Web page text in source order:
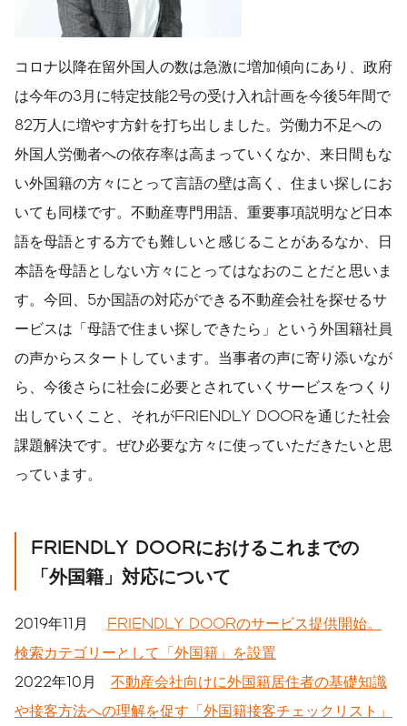
コロナ以降在留外国人の数は急激に増加傾向にあり、政府
は今年の3月に特定技能2号の受け入れ計画を今後5年間で
82万人に増やす方針を打ち出しました。労働力不足への
外国人労働者への依存率は高まっていくなか、来日間もな
い外国籍の方々にとって言語の壁は高く、住まい探しにお
いても同様です。不動産専門用語、重要事項説明など日本
語を母語とする方でも難しいと感じることがあるなか、日
本語を母語としない方々にとってはなおのことだと思いま
す。今回、5か国語の対応ができる不動産会社を探せるサ
ービスは「母語で住まい探しできたら」という外国籍社員
の声からスタートしています。当事者の声に寄り添いなが
ら、今後さらに社会に必要とされていくサービスをつくり
出していくこと、それがFRIENDLY DOORを通じた社会
課題解決です。ぜひ必要な方々に使っていただきたいと思
っています。
FRIENDLY DOORにおけるこれまでの
「外国籍」対応について
2019年11月 FRIENDLY DOORのサービス提供開始。
検索カテゴリーとして「外国籍」を設置
2022年10月 不動産会社向けに外国籍居住者の基礎知識
や接客方法への理解を促す「外国籍接客チェックリスト」